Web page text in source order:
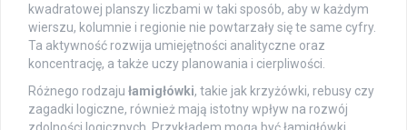
kwadratowej planszy liczbami w taki sposób, aby w każdym
wierszu, kolumnie i regionie nie powtarzały się te same cyfry.
Ta aktywność rozwija umiejętności analityczne oraz
koncentrację, a także uczy planowania i cierpliwości.
Różnego rodzaju łamigłówki, takie jak krzyżówki, rebusy czy
zagadki logiczne, również mają istotny wpływ na rozwój
zdolności logicznych. Przykładem mogą być łamigłówki